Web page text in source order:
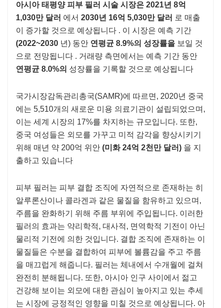
아시아 태평양 피부 필러 시술 시장은 2021년 8억
1,030만 달러 에서 2030년 16억 5,030만 달러 로 매출
이 증가할 것으로 예상됩니다 . 이 시장은 예측 기간
(2022~2030 년) 동안 연평균 8.9%의 성장률을 보일 것
으로 전망됩니다 . 거래량 측면에서는 예측 기간 동안
연평균 8.0%의 성장률을 기록할 것으로 예상됩니다
국가시장감독관리총국(SAMR)에 따르면, 2020년 중국
에는 5,510개의 새로운 미용 의료기관이 설립되었으며,
이는 세계 시장의 17%를 차지하는 규모입니다. 또한,
중국 여성들은 외모를 가꾸고 미적 감각을 향상시키기
위해 매년 약 200억 위안 (미화 24억 2천만 달러) 을 지
출하고 있습니다
피부 필러는 피부 결합 조직에 자연적으로 존재하는 히
알루론산이나 콜라겐과 같은 물질을 함유하고 있으며,
주름을 완화하기 위해 주름 부위에 주입됩니다. 이러한
필러의 효과는 약리학적, 대사적, 면역학적 기전이 아닌
물리적 기전에 의한 것입니다. 결합 조직에 존재하는 이
물질들은 수분을 결합하여 피부에 볼륨감을 주고 주름
을 매끄럽게 해줍니다. 필러는 체내에서 수개월에 걸쳐
완전히 분해됩니다. 또한, 아시아 인구 사이에서 젊고
건강해 보이는 외모에 대한 관심이 높아지고 있는 추세
는 시장에 긍정적인 영향을 미칠 것으로 예상됩니다. 아